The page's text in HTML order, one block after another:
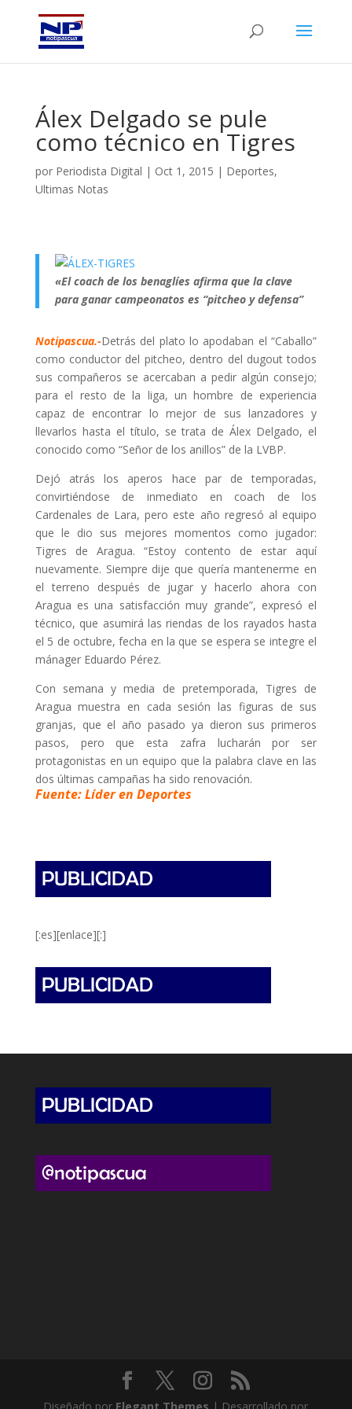
Álex Delgado se pule
como técnico en Tigres
por Periodista Digital | Oct 1, 2015 | Deportes,
Ultimas Notas
«El coach de los benaglíes afirma que la clave
para ganar campeonatos es “pitcheo y defensa”
Notipascua.-Detrás del plato lo apodaban el “Caballo”
como conductor del pitcheo, dentro del dugout todos
sus compañeros se acercaban a pedir algún consejo;
para el resto de la liga, un hombre de experiencia
capaz de encontrar lo mejor de sus lanzadores y
llevarlos hasta el título, se trata de Álex Delgado, el
conocido como “Señor de los anillos” de la LVBP.
Dejó atrás los aperos hace par de temporadas,
convirtiéndose de inmediato en coach de los
Cardenales de Lara, pero este año regresó al equipo
que le dio sus mejores momentos como jugador:
Tigres de Aragua. “Estoy contento de estar aquí
nuevamente. Siempre dije que quería mantenerme en
el terreno después de jugar y hacerlo ahora con
Aragua es una satisfacción muy grande”, expresó el
técnico, que asumirá las riendas de los rayados hasta
el 5 de octubre, fecha en la que se espera se integre el
mánager Eduardo Pérez.
Con semana y media de pretemporada, Tigres de
Aragua muestra en cada sesión las figuras de sus
granjas, que el año pasado ya dieron sus primeros
pasos, pero que esta zafra lucharán por ser
protagonistas en un equipo que la palabra clave en las
dos últimas campañas ha sido renovación.
Fuente: Líder en Deportes
[:es][enlace][:]